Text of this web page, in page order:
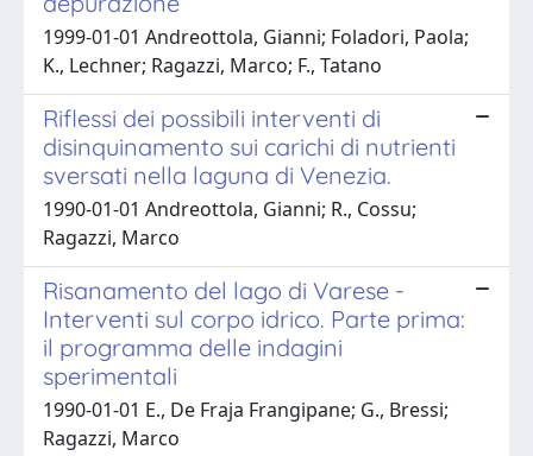
1999-01-01 Andreottola, Gianni; Foladori, Paola;
K., Lechner; Ragazzi, Marco; F., Tatano
Riflessi dei possibili interventi di
disinquinamento sui carichi di nutrienti
sversati nella laguna di Venezia.
1990-01-01 Andreottola, Gianni; R., Cossu;
Ragazzi, Marco
Risanamento del lago di Varese -
Interventi sul corpo idrico. Parte prima:
il programma delle indagini
sperimentali
1990-01-01 E., De Fraja Frangipane; G., Bressi;
Ragazzi, Marco